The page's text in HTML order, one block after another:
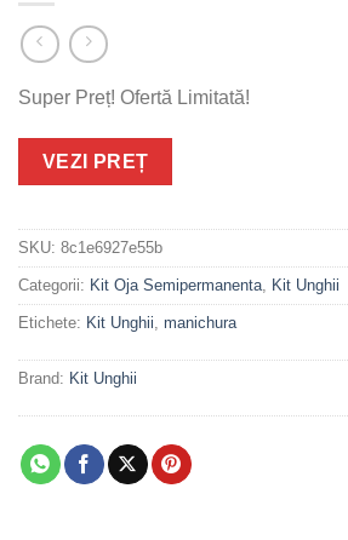
Super Preț! Ofertă Limitată!
VEZI PREȚ
SKU: 8c1e6927e55b
Categorii: Kit Oja Semipermanenta, Kit Unghii
Etichete: Kit Unghii, manichura
Brand: Kit Unghii